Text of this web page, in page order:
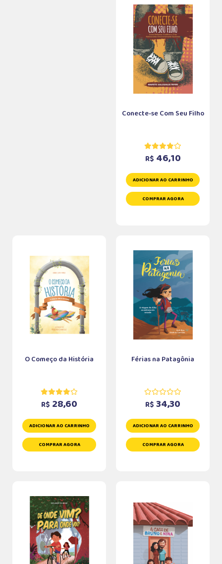
Conecte-se Com Seu Filho
R$ 46,10
ADICIONAR AO CARRINHO
COMPRAR AGORA
O Começo da História
R$ 28,60
ADICIONAR AO CARRINHO
COMPRAR AGORA
Férias na Patagônia
R$ 34,30
ADICIONAR AO CARRINHO
COMPRAR AGORA